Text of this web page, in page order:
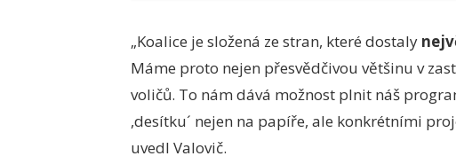
„Koalice je složená ze stran, které dostaly
Máme proto nejen přesvědčivou většinu v
voličů. To nám dává možnost plnit náš
,desítku´ nejen na papíře, ale konkrétními
uvedl Valovič.